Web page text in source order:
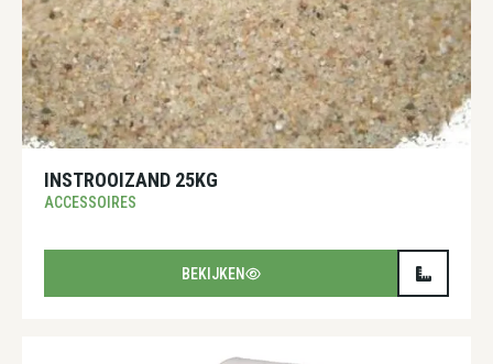
INSTROOIZAND 25KG
ACCESSOIRES
BEKIJKEN